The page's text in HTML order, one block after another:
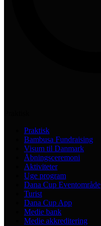
Praktisk
Bambusa Fundraising
Visum til Danmark
Åbningsceremoni
Aktiviteter
Uge program
Dana Cup Eventområde
Turist
Dana Cup App
Medie bank
Medie akkreditering